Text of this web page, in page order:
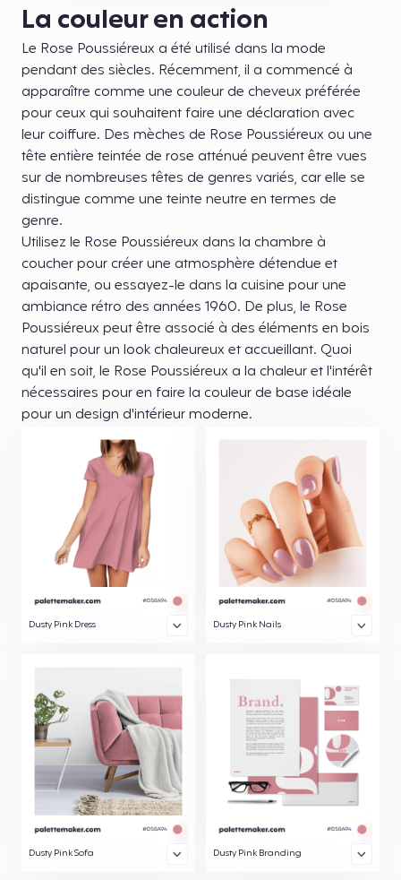
La couleur en action
Le Rose Poussiéreux a été utilisé dans la mode
pendant des siècles. Récemment, il a commencé à
apparaître comme une couleur de cheveux préférée
pour ceux qui souhaitent faire une déclaration avec
leur coiffure. Des mèches de Rose Poussiéreux ou une
tête entière teintée de rose atténué peuvent être vues
sur de nombreuses têtes de genres variés, car elle se
distingue comme une teinte neutre en termes de
genre.
Utilisez le Rose Poussiéreux dans la chambre à
coucher pour créer une atmosphère détendue et
apaisante, ou essayez-le dans la cuisine pour une
ambiance rétro des années 1960. De plus, le Rose
Poussiéreux peut être associé à des éléments en bois
naturel pour un look chaleureux et accueillant. Quoi
qu'il en soit, le Rose Poussiéreux a la chaleur et l'intérêt
nécessaires pour en faire la couleur de base idéale
pour un design d'intérieur moderne.
Dusty Pink Dress Dusty Pink Nails
Dusty Pink Sofa Dusty Pink Branding